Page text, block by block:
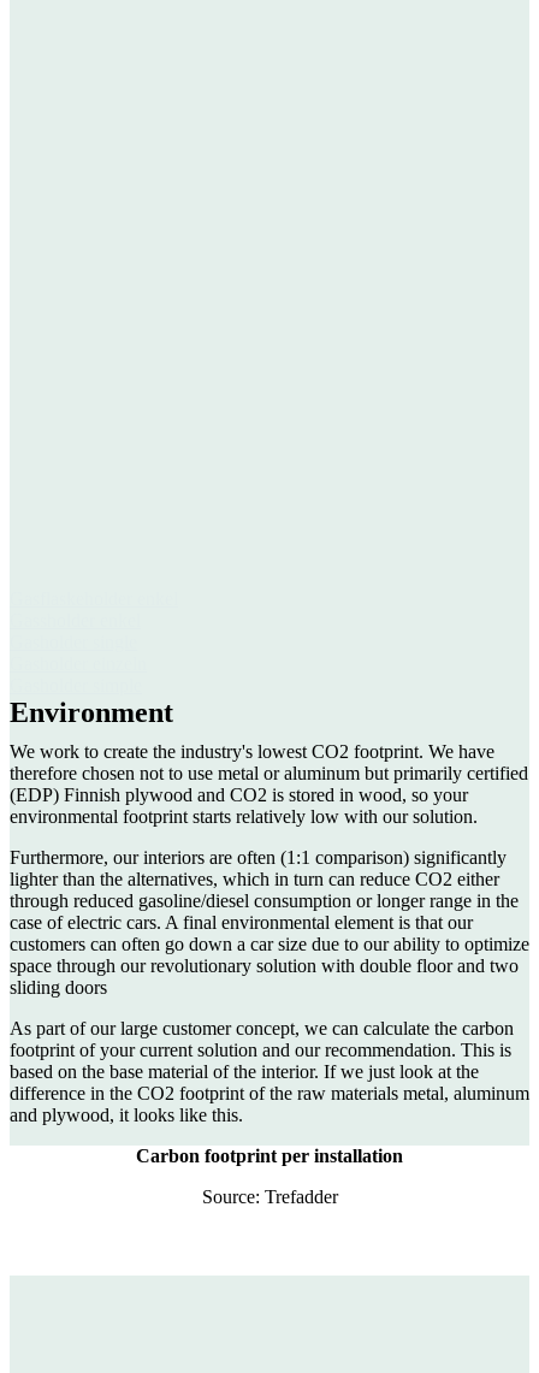
Environment
We work to create the industry's lowest CO2 footprint. We have
therefore chosen not to use metal or aluminum but primarily certified
(EDP) Finnish plywood and CO2 is stored in wood, so your
environmental footprint starts relatively low with our solution.
Furthermore, our interiors are often (1:1 comparison) significantly
lighter than the alternatives, which in turn can reduce CO2 either
through reduced gasoline/diesel consumption or longer range in the
case of electric cars. A final environmental element is that our
customers can often go down a car size due to our ability to optimize
space through our revolutionary solution with double floor and two
sliding doors
As part of our large customer concept, we can calculate the carbon
footprint of your current solution and our recommendation. This is
based on the base material of the interior. If we just look at the
difference in the CO2 footprint of the raw materials metal, aluminum
and plywood, it looks like this.
Carbon footprint per installation
Source: Trefadder